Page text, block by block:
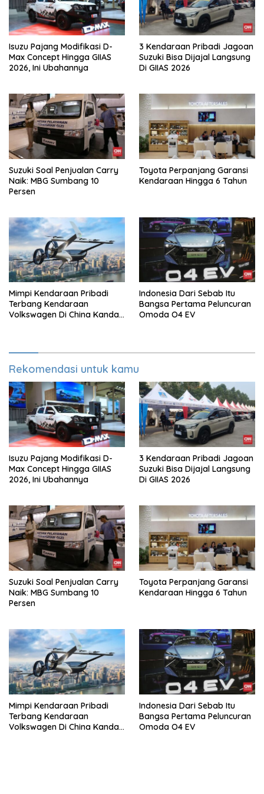
Isuzu Pajang Modifikasi D-
Max Concept Hingga GIIAS
2026, Ini Ubahannya
3 Kendaraan Pribadi Jagoan
Suzuki Bisa Dijajal Langsung
Di GIIAS 2026
Suzuki Soal Penjualan Carry
Naik: MBG Sumbang 10
Persen
Toyota Perpanjang Garansi
Kendaraan Hingga 6 Tahun
Mimpi Kendaraan Pribadi
Terbang Kendaraan
Volkswagen Di China Kandas
Indonesia Dari Sebab Itu
Bangsa Pertama Peluncuran
Omoda O4 EV
Rekomendasi untuk kamu
Isuzu Pajang Modifikasi D-
Max Concept Hingga GIIAS
2026, Ini Ubahannya
3 Kendaraan Pribadi Jagoan
Suzuki Bisa Dijajal Langsung
Di GIIAS 2026
Suzuki Soal Penjualan Carry
Naik: MBG Sumbang 10
Persen
Toyota Perpanjang Garansi
Kendaraan Hingga 6 Tahun
Mimpi Kendaraan Pribadi
Terbang Kendaraan
Volkswagen Di China Kandas
Indonesia Dari Sebab Itu
Bangsa Pertama Peluncuran
Omoda O4 EV